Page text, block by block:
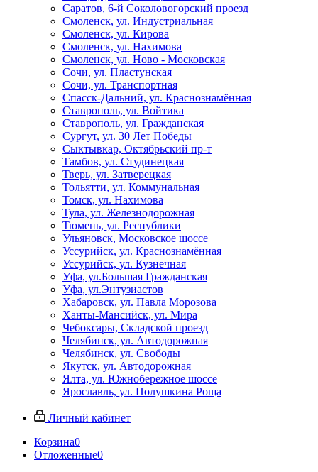
Саратов, 6-й Соколовогорский проезд
Смоленск, ул. Индустриальная
Смоленск, ул. Кирова
Смоленск, ул. Нахимова
Смоленск, ул. Ново - Московская
Сочи, ул. Пластунская
Сочи, ул. Транспортная
Спасск-Дальний, ул. Краснознамённая
Ставрополь, ул. Войтика
Ставрополь, ул. Гражданская
Сургут, ул. 30 Лет Победы
Сыктывкар, Октябрьский пр-т
Тамбов, ул. Студинецкая
Тверь, ул. Затверецкая
Тольятти, ул. Коммунальная
Томск, ул. Нахимова
Тула, ул. Железнодорожная
Тюмень, ул. Республики
Ульяновск, Московское шоссе
Уссурийск, ул. Краснознамённая
Уссурийск, ул. Кузнечная
Уфа, ул.Большая Гражданская
Уфа, ул.Энтузиастов
Хабаровск, ул. Павла Морозова
Ханты-Мансийск, ул. Мира
Чебоксары, Складской проезд
Челябинск, ул. Автодорожная
Челябинск, ул. Свободы
Якутск, ул. Автодорожная
Ялта, ул. Южнобережное шоссе
Ярославль, ул. Полушкина Роща
Личный кабинет
Корзина0
Отложенные0